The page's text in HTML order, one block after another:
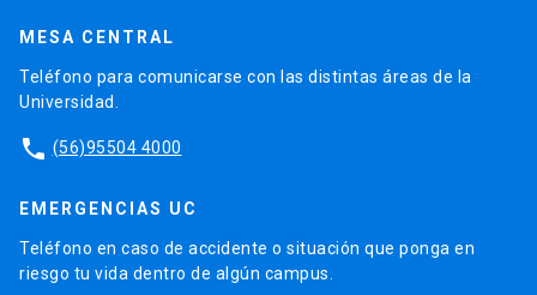
MESA CENTRAL
Teléfono para comunicarse con las distintas áreas de la
Universidad.
phone (56)95504 4000
EMERGENCIAS UC
Teléfono en caso de accidente o situación que ponga en
riesgo tu vida dentro de algún campus.